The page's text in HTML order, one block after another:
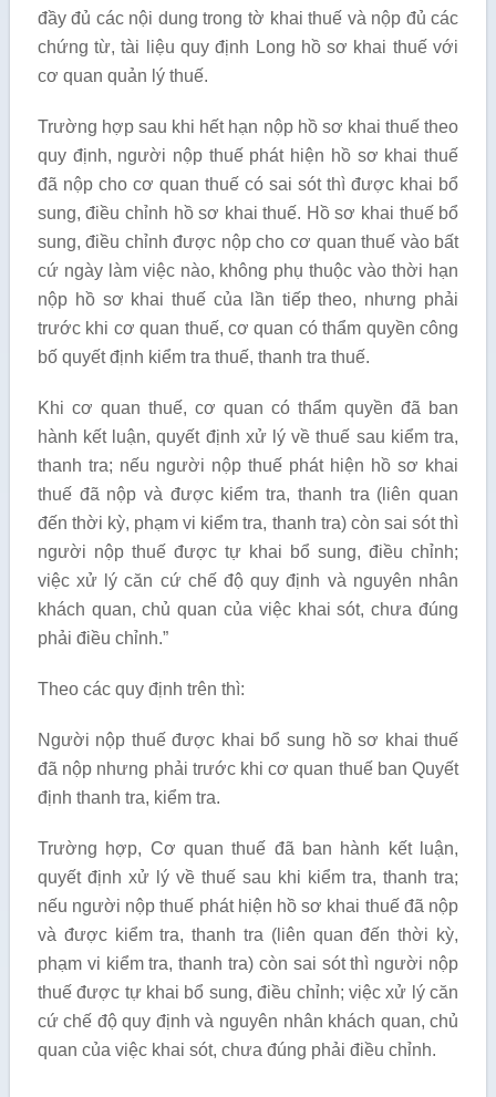
đầy đủ các nội dung trong tờ khai thuế và nộp đủ các
chứng từ, tài liệu quy định Long hồ sơ khai thuế với
cơ quan quản lý thuế.
Trường hợp sau khi hết hạn nộp hồ sơ khai thuế theo
quy định, người nộp thuế phát hiện hồ sơ khai thuế
đã nộp cho cơ quan thuế có sai sót thì được khai bổ
sung, điều chỉnh hồ sơ khai thuế. Hồ sơ khai thuế bổ
sung, điều chỉnh được nộp cho cơ quan thuế vào bất
cứ ngày làm việc nào, không phụ thuộc vào thời hạn
nộp hồ sơ khai thuế của lần tiếp theo, nhưng phải
trước khi cơ quan thuế, cơ quan có thẩm quyền công
bố quyết định kiểm tra thuế, thanh tra thuế.
Khi cơ quan thuế, cơ quan có thẩm quyền đã ban
hành kết luận, quyết định xử lý về thuế sau kiểm tra,
thanh tra; nếu người nộp thuế phát hiện hồ sơ khai
thuế đã nộp và được kiểm tra, thanh tra (liên quan
đến thời kỳ, phạm vi kiểm tra, thanh tra) còn sai sót thì
người nộp thuế được tự khai bổ sung, điều chỉnh;
việc xử lý căn cứ chế độ quy định và nguyên nhân
khách quan, chủ quan của việc khai sót, chưa đúng
phải điều chỉnh.”
Theo các quy định trên thì:
Người nộp thuế được khai bổ sung hồ sơ khai thuế
đã nộp nhưng phải trước khi cơ quan thuế ban Quyết
định thanh tra, kiểm tra.
Trường hợp, Cơ quan thuế đã ban hành kết luận,
quyết định xử lý về thuế sau khi kiểm tra, thanh tra;
nếu người nộp thuế phát hiện hồ sơ khai thuế đã nộp
và được kiểm tra, thanh tra (liên quan đến thời kỳ,
phạm vi kiểm tra, thanh tra) còn sai sót thì người nộp
thuế được tự khai bổ sung, điều chỉnh; việc xử lý căn
cứ chế độ quy định và nguyên nhân khách quan, chủ
quan của việc khai sót, chưa đúng phải điều chỉnh.